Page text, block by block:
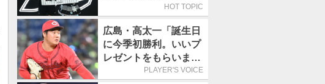
ネラ、8月8日のオリッ
に来場
HOT TOPIC
広島・高太一「誕生日
に今季初勝利。いいプ
レゼントをもらいまし
た」／バースデー星
PLAYER'S VOICE